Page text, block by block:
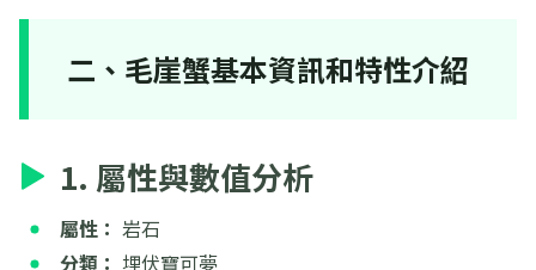
二、毛崖蟹基本資訊和特性介紹
1. 屬性與數值分析
屬性： 岩石
分類： 埋伏寶可夢